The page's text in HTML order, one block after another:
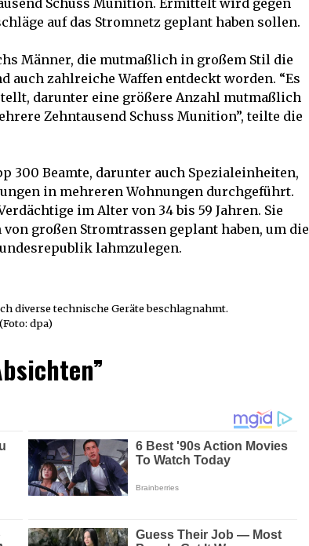
Schuss Munition. Ermittelt wird gegen
auf das Stromnetz geplant haben sollen.
Männer, die mutmaßlich in großem Stil die
zahlreiche Waffen entdeckt worden. “Es
darunter eine größere Anzahl mutmaßlich
Zehntausend Schuss Munition”, teilte die
300 Beamte, darunter auch Spezialeinheiten,
in mehreren Wohnungen durchgeführt.
im Alter von 34 bis 59 Jahren. Sie
großen Stromtrassen geplant haben, um die
lahmzulegen.
diverse technische Geräte beschlagnahmt.
(Foto: dpa)